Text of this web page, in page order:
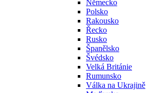
Německo
Polsko
Rakousko
Řecko
Rusko
Španělsko
Švédsko
Velká Británie
Rumunsko
Válka na Ukrajině